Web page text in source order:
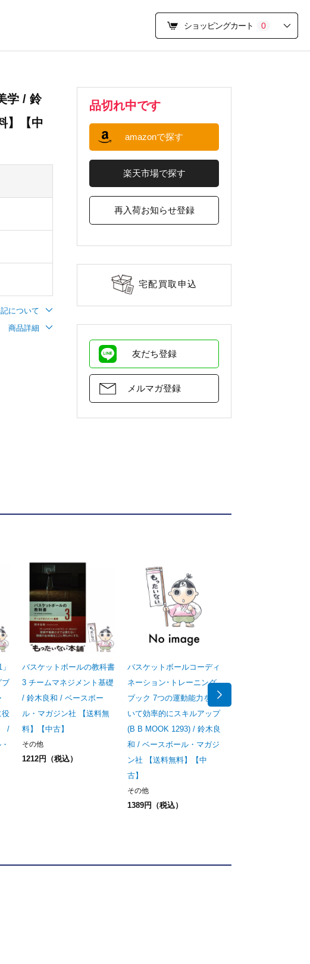
ショッピングカート 0
品切れ中です
amazonで探す
楽天市場で探す
再入荷お知らせ登録
宅配買取申込
友だち登録
メルマガ登録
学 / 鈴
】【中
について
商品詳細
ブ
役
/
バスケットボールの教科書
3 チームマネジメント基礎
/ 鈴木良和 / ベースボー
ル・マガジン社 【送料無
料】【中古】
その他
1212円（税込）
バスケットボールコーディ
ネーション･トレーニング
ブック 7つの運動能力を磨
いて効率的にスキルアップ
(B B MOOK 1293) / 鈴木良
和 / ベースボール・マガジ
ン社 【送料無料】【中
古】
その他
1389円（税込）